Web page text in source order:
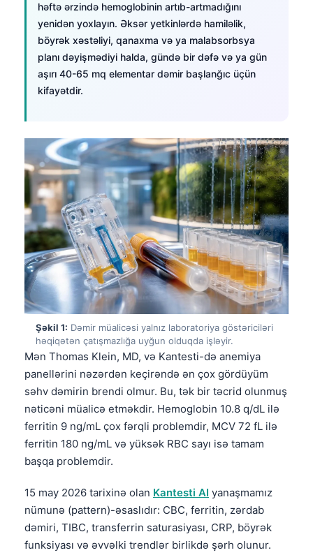
həftə ərzində hemoglobinin artıb-artmadığını
yenidən yoxlayın. Əksər yetkinlərdə hamiləlik,
böyrək xəstəliyi, qanaxma və ya malabsorbsya
planı dəyişmədiyi halda, gündə bir dəfə və ya gün
aşırı 40-65 mq elementar dəmir başlanğıc üçün
kifayətdir.
Şəkil 1: Dəmir müalicəsi yalnız laboratoriya göstəriciləri
həqiqətən çatışmazlığa uyğun olduqda işləyir.
Mən Thomas Klein, MD, və Kantesti-də anemiya
panellərini nəzərdən keçirəndə ən çox gördüyüm
səhv dəmirin brendi olmur. Bu, tək bir təcrid olunmuş
nəticəni müalicə etməkdir. Hemoglobin 10.8 q/dL ilə
ferritin 9 ng/mL çox fərqli problemdir, MCV 72 fL ilə
ferritin 180 ng/mL və yüksək RBC sayı isə tamam
başqa problemdir.
15 may 2026 tarixinə olan Kantesti AI yanaşmamız
nümunə (pattern)-əsaslıdır: CBC, ferritin, zərdab
dəmiri, TIBC, transferrin saturasiyası, CRP, böyrək
funksiyası və əvvəlki trendlər birlikdə şərh olunur.